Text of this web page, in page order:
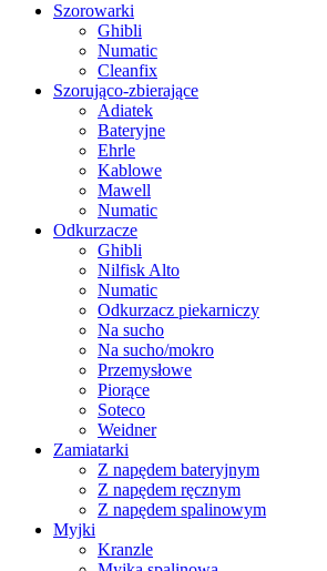
Szorowarki
Ghibli
Numatic
Cleanfix
Szorująco-zbierające
Adiatek
Bateryjne
Ehrle
Kablowe
Mawell
Numatic
Odkurzacze
Ghibli
Nilfisk Alto
Numatic
Odkurzacz piekarniczy
Na sucho
Na sucho/mokro
Przemysłowe
Piorące
Soteco
Weidner
Zamiatarki
Z napędem bateryjnym
Z napędem ręcznym
Z napędem spalinowym
Myjki
Kranzle